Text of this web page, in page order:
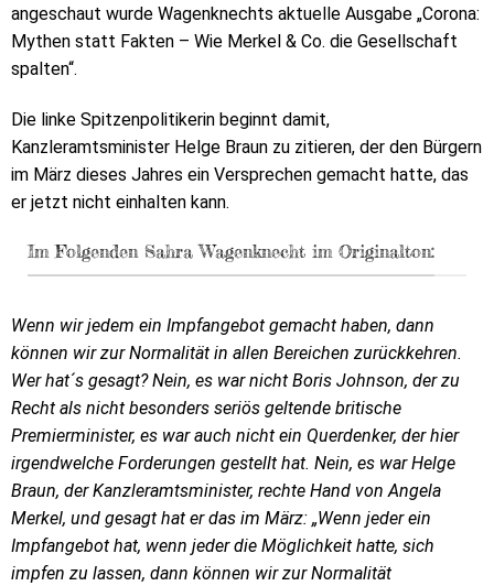
angeschaut wurde Wagenknechts aktuelle Ausgabe „Corona:
Mythen statt Fakten – Wie Merkel & Co. die Gesellschaft
spalten“.
Die linke Spitzenpolitikerin beginnt damit,
Kanzleramtsminister Helge Braun zu zitieren, der den Bürgern
im März dieses Jahres ein Versprechen gemacht hatte, das
er jetzt nicht einhalten kann.
Im Folgenden Sahra Wagenknecht im Originalton:
Wenn wir jedem ein Impfangebot gemacht haben, dann
können wir zur Normalität in allen Bereichen zurückkehren.
Wer hat´s gesagt? Nein, es war nicht Boris Johnson, der zu
Recht als nicht besonders seriös geltende britische
Premierminister, es war auch nicht ein Querdenker, der hier
irgendwelche Forderungen gestellt hat. Nein, es war Helge
Braun, der Kanzleramtsminister, rechte Hand von Angela
Merkel, und gesagt hat er das im März: „Wenn jeder ein
Impfangebot hat, wenn jeder die Möglichkeit hatte, sich
impfen zu lassen, dann können wir zur Normalität